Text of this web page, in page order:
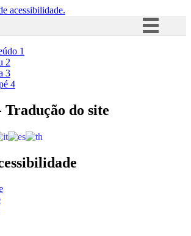
acessibilidade.
Acesso à informação
1
2
3
4
Tradução do site